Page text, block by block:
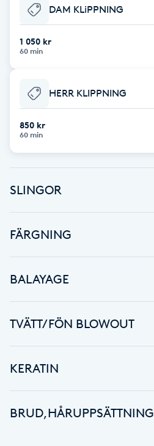
Babylights
Balayage
Bambumassage
Barber
BIAB
Blowout
Bottenfärg
Brynfärgning
Brynplockning
C
DAM KLiPPNING
1 050 kr
60 min
HERR KLIPPNING
850 kr
60 min
SLINGOR
FÄRGNING
BALAYAGE
TVÄTT/FÖN BLOWOUT
KERATIN
BRUD,HÅRUPPSÄTTNING